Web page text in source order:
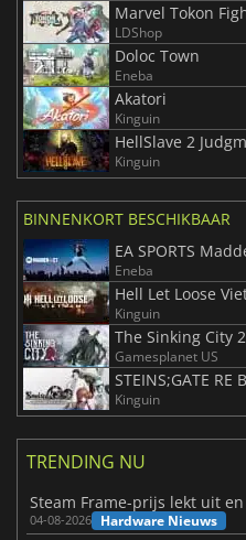
Marvel Tokon
LDShop
Doloc Town
Eneba
Akatori
Kinguin
HellSlave 2
Kinguin
BINNENKORT BESCHIKBAAR
EA SPORTS
Eneba
Hell Let Loose
Kinguin
The Sinking City 2
Gamesplanet US
STEINS;GATE RE
Kinguin
TRENDING NU
04-08-2026 Hardware Nieuws